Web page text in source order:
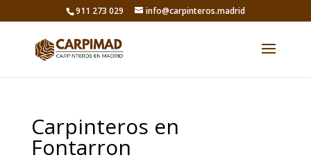
911 273 029 info@carpinteros.madrid
Carpinteros en
Fontarron